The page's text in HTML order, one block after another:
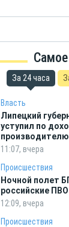
За 24 часа
Власть
Липецкий
уступил по
11:07, вчера
Происшествия
Ночной полет
российские
12:09, вчера
Происшествия